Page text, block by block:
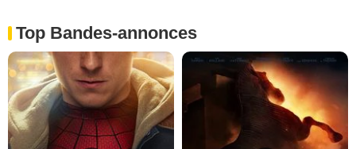
Top Bandes-annonces